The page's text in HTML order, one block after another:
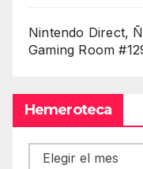
Nintendo Direct,
Gaming Room
Hemeroteca
Hemeroteca